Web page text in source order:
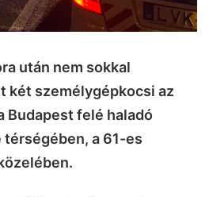
után nem sokkal
két személygépkocsi az
Budapest felé haladó
a 61-es